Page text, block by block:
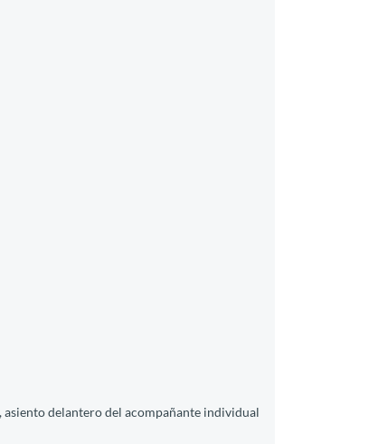
delantero del acompañante individual